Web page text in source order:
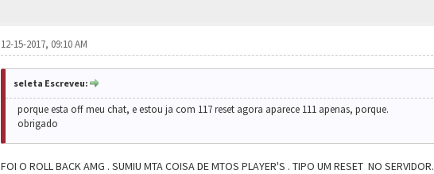
12-15-2017, 09:10 AM
seleta Escreveu:
porque esta off meu chat, e estou ja com 117 reset agora aparece 111 apenas, porque.
obrigado
FOI O ROLL BACK AMG . SUMIU MTA COISA DE MTOS PLAYER'S . TIPO UM RESET NO SERVIDOR.